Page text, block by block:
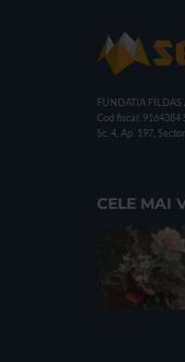
FUNDATIA FILDAS
Cod fiscal: 9164384
Sc. 4, Ap. 197,
CELE MAI